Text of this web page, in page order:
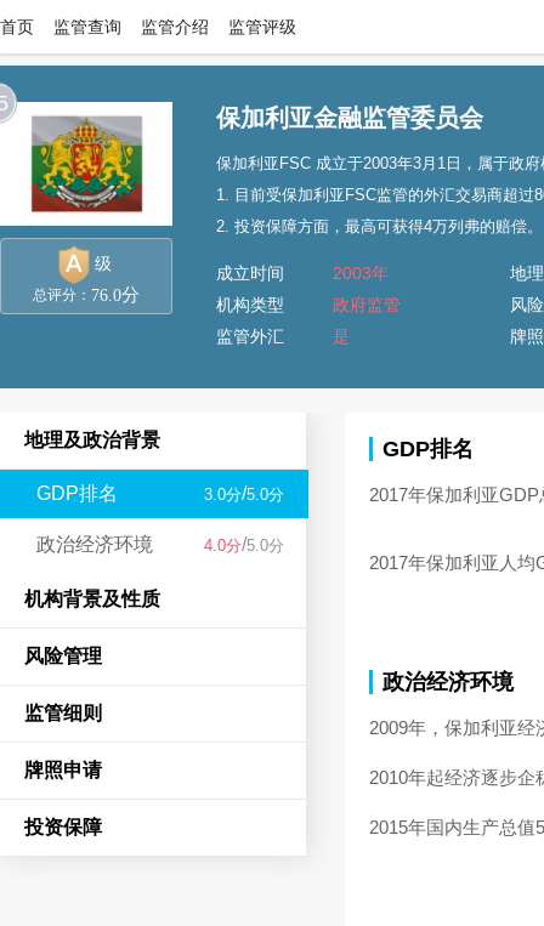
首页 监管查询 监管介绍 监管评级
级
总评分： 76.0分
保加利亚金融监管委员会
保加利亚FSC 成立于2003年3月1日，属于政
1. 目前受保加利亚FSC监管的外汇交易商超过
2. 投资保障方面，最高可获得4万列弗的赔偿。
成立时间
2003年
机构类型
政府监管
监管外汇
是
地
风
牌
地理及政治背景
GDP排名 3.0分/5.0分
政治经济环境 4.0分/5.0分
机构背景及性质
风险管理
监管细则
牌照申请
投资保障
GDP排名
2017年保加利亚
2017年保加利亚人均
政治经济环境
2009年，保加利亚
2010年起经济逐步企
2015年国内生产总值